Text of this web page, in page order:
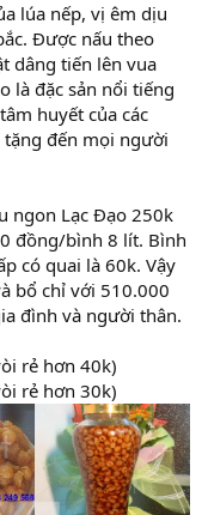
lúa nếp, vị êm dịu
Được nấu theo
dâng tiến lên vua
là đặc sản nổi tiếng
huyết của các
đến mọi người
ngon Lạc Đạo 250k
đồng/bình 8 lít. Bình
có quai là 60k. Vậy
bổ chỉ với 510.000
đình và người thân.
rẻ hơn 40k)
rẻ hơn 30k)